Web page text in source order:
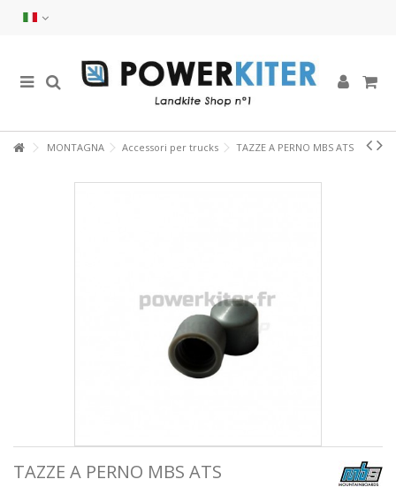
MONTAGNA Accessori per trucks TAZZE A PERNO MBS ATS
TAZZE A PERNO MBS ATS